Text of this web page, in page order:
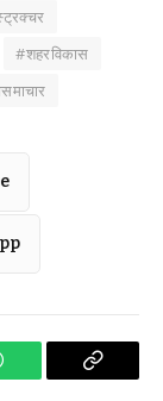
#शहरविकास
Copy